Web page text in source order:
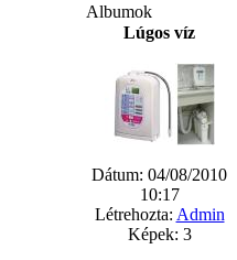
Albumok
Lúgos víz
Dátum: 04/08/2010
10:17
Létrehozta: Admin
Képek: 3